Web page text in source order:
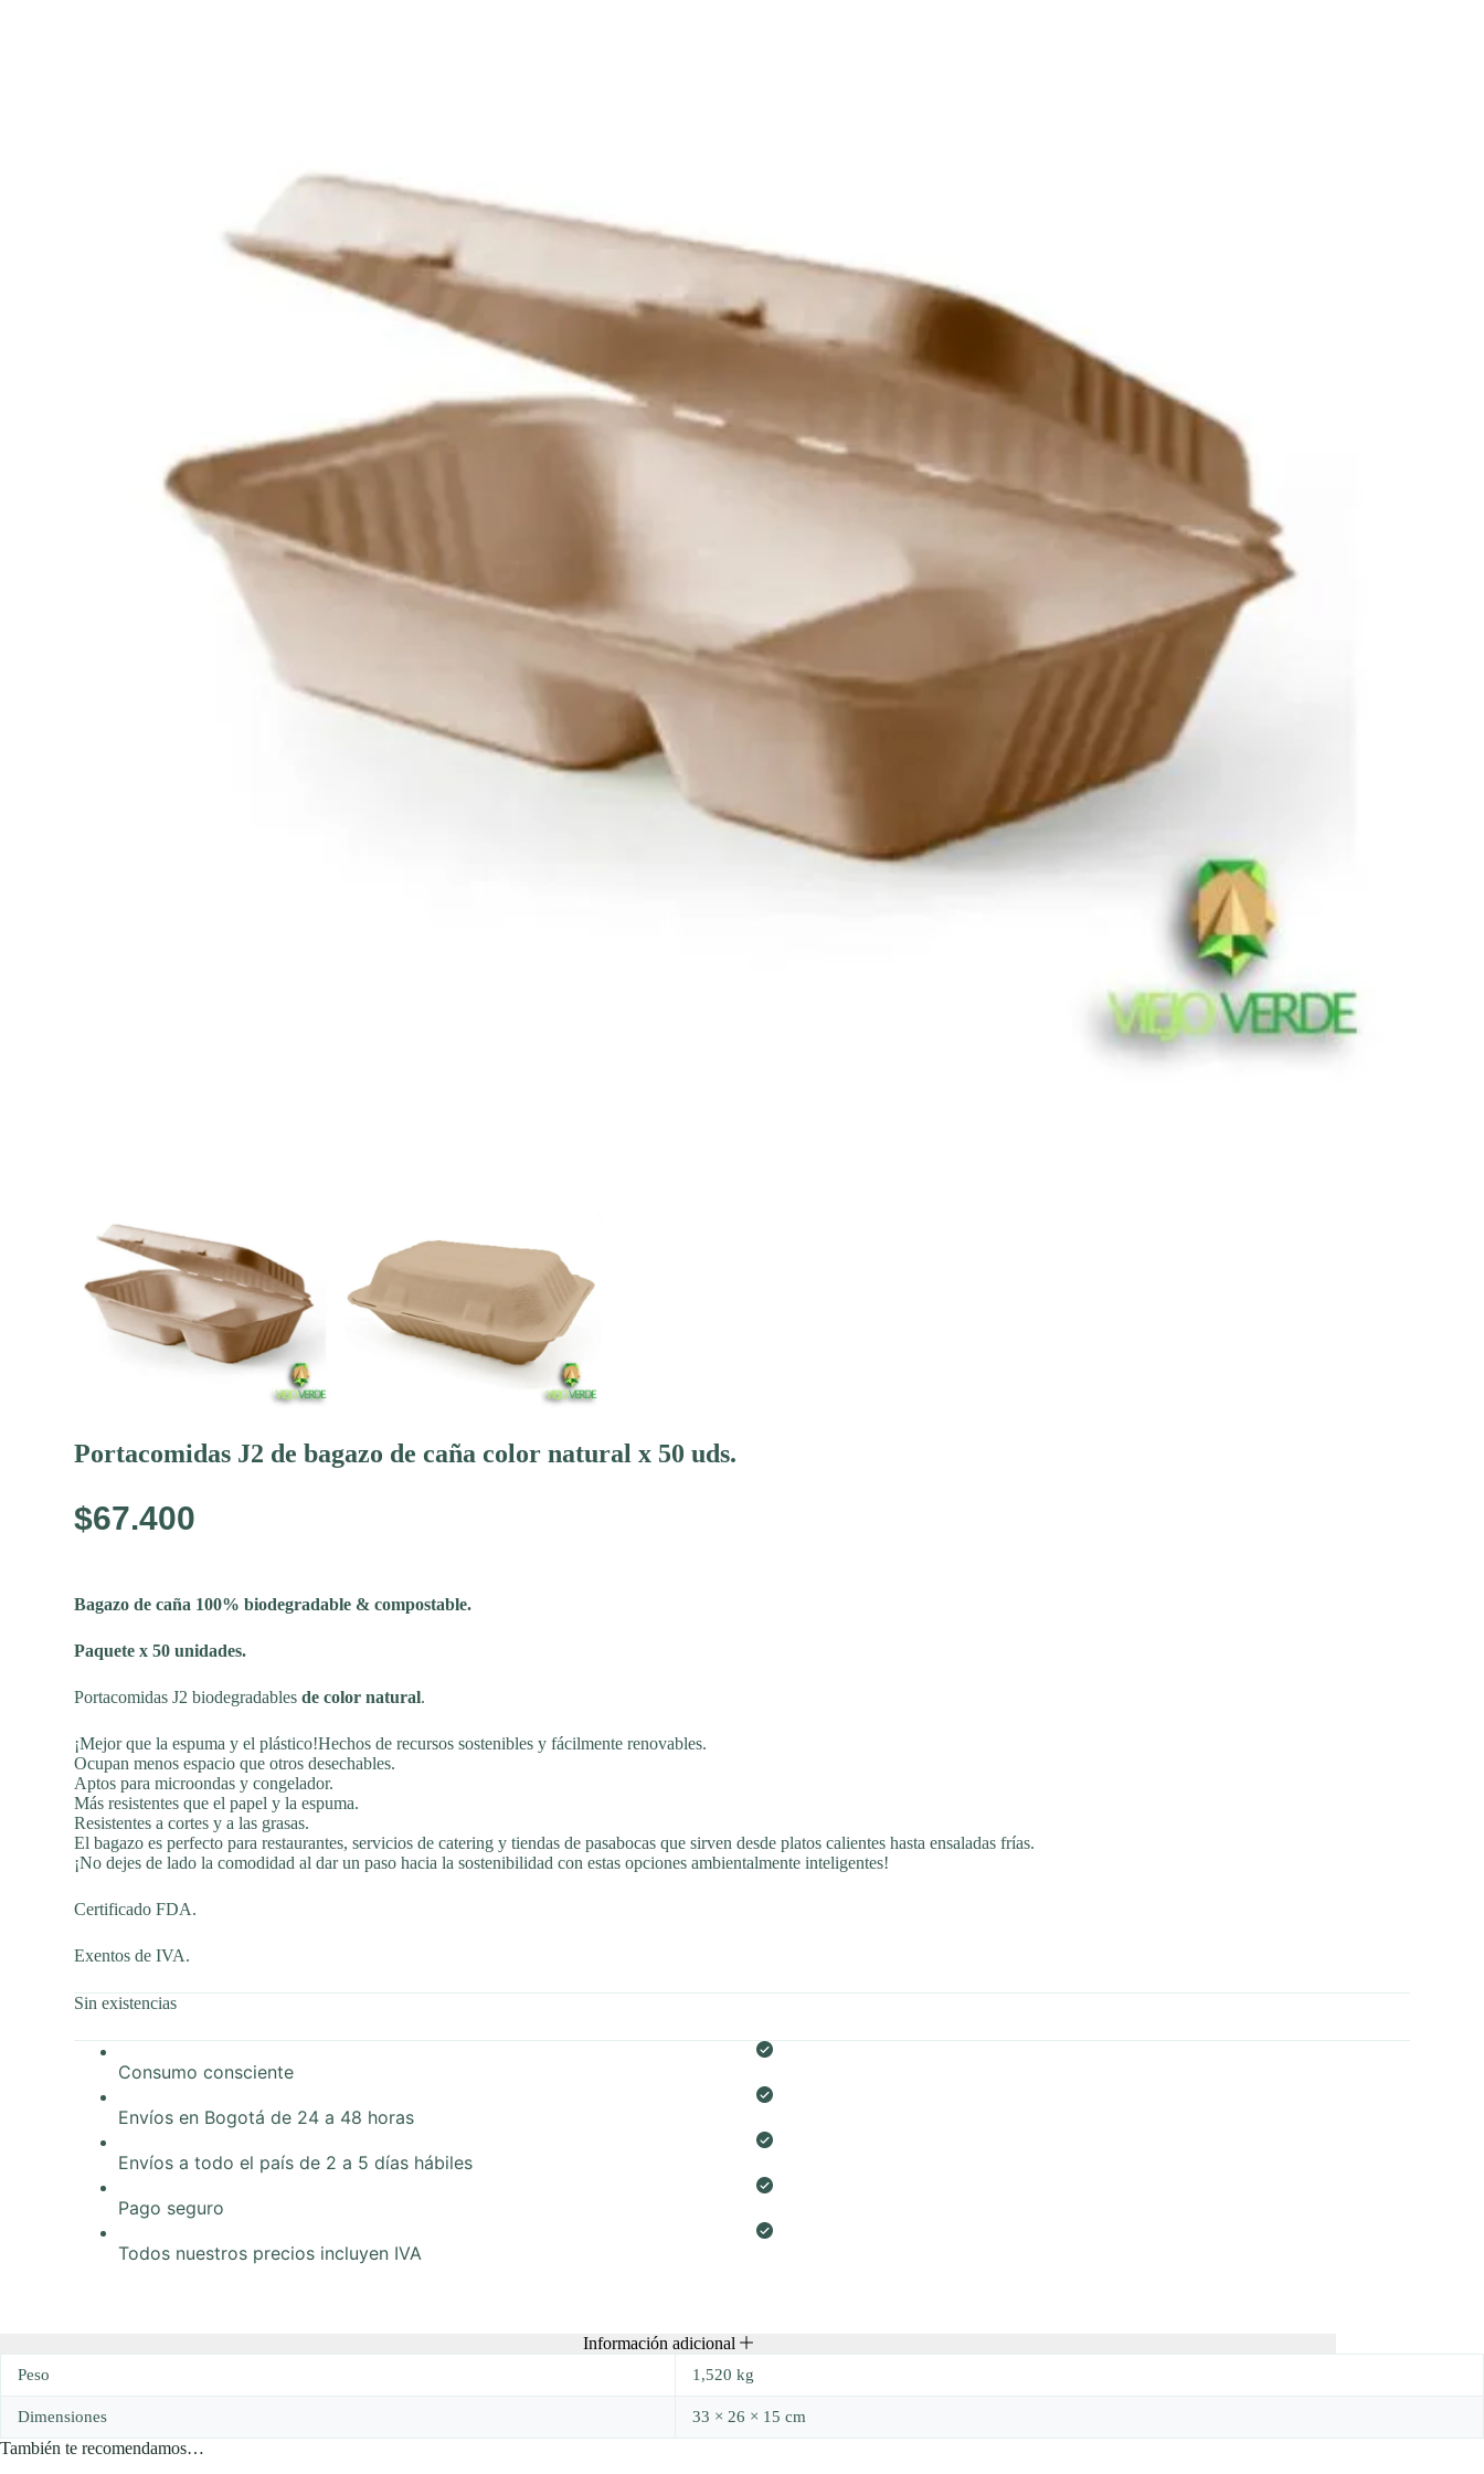
Portacomidas J2 de bagazo de caña color natural x 50 uds.
$67.400
Bagazo de caña 100% biodegradable & compostable.
Paquete x 50 unidades.
Portacomidas J2 biodegradablesde color natural.
¡Mejor que la espuma y el plástico!Hechos de recursos sostenibles y fácilmente renovables.
Ocupan menos espacio que otros desechables.
Aptos para microondas y congelador.
Más resistentes que el papel y la espuma.
Resistentes a cortes y a las grasas.
El bagazo es perfecto para restaurantes, servicios de catering y tiendas de pasabocas que sirven desde platos calientes hasta ensaladas frías.
¡No dejes de lado la comodidad al dar un paso hacia la sostenibilidad con estas opciones ambientalmente inteligentes!
Certificado FDA.
Exentos de IVA.
Sin existencias
Consumo consciente
Envíos en Bogotá de 24 a 48 horas
Envíos a todo el país de 2 a 5 días hábiles
Pago seguro
Todos nuestros precios incluyen IVA
Información adicional
Peso 1,520 kg
Dimensiones 33 × 26 × 15 cm
También te recomendamos…